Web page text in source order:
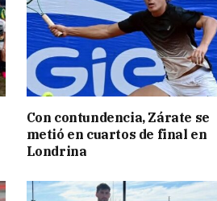
Con contundencia, Zárate se
metió en cuartos de final en
Londrina